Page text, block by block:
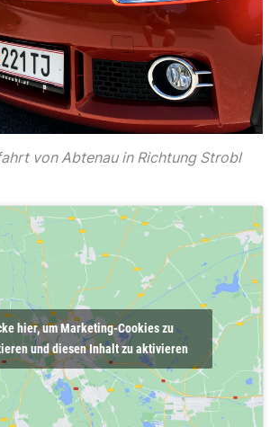
von Abtenau in Richtung Strobl
hier, um Marketing-Cookies zu
und diesen Inhalt zu aktivieren